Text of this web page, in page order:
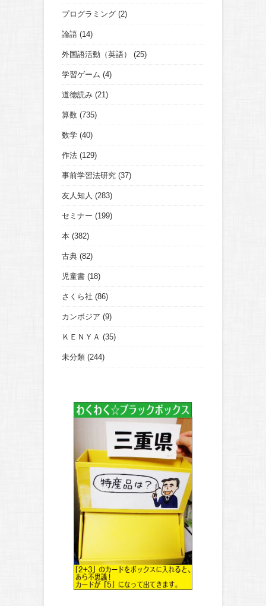
プログラミング (2)
論語 (14)
外国語活動（英語） (25)
学習ゲーム (4)
道徳読み (21)
算数 (735)
数学 (40)
作法 (129)
事前学習法研究 (37)
友人知人 (283)
セミナー (199)
本 (382)
古典 (82)
児童書 (18)
さくら社 (86)
カンボジア (9)
ＫＥＮＹＡ (35)
未分類 (244)